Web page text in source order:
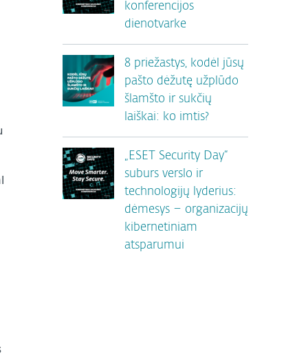
konferencijos
dienotvarke
8 priežastys, kodėl jūsų
pašto dėžutę užplūdo
šlamšto ir sukčių
laiškai: ko imtis?
„ESET Security Day“
suburs verslo ir
technologijų lyderius:
dėmesys – organizacijų
kibernetiniam
atsparumui